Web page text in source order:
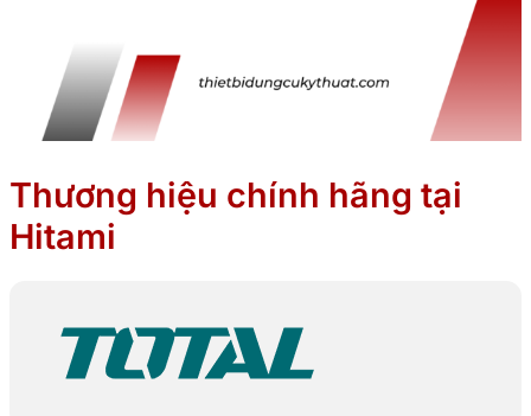
Thương hiệu chính hãng tại
Hitami